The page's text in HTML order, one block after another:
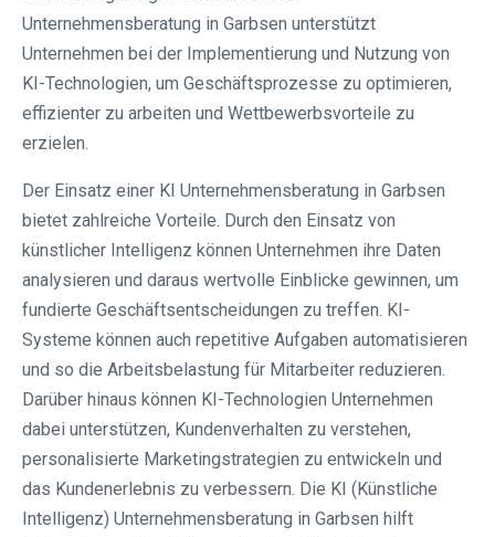
Unternehmensberatung in Garbsen unterstützt
Unternehmen bei der Implementierung und Nutzung von
KI-Technologien, um Geschäftsprozesse zu optimieren,
effizienter zu arbeiten und Wettbewerbsvorteile zu
erzielen.
Der Einsatz einer KI Unternehmensberatung in Garbsen
bietet zahlreiche Vorteile. Durch den Einsatz von
künstlicher Intelligenz können Unternehmen ihre Daten
analysieren und daraus wertvolle Einblicke gewinnen, um
fundierte Geschäftsentscheidungen zu treffen. KI-
Systeme können auch repetitive Aufgaben automatisieren
und so die Arbeitsbelastung für Mitarbeiter reduzieren.
Darüber hinaus können KI-Technologien Unternehmen
dabei unterstützen, Kundenverhalten zu verstehen,
personalisierte Marketingstrategien zu entwickeln und
das Kundenerlebnis zu verbessern. Die KI (Künstliche
Intelligenz) Unternehmensberatung in Garbsen hilft